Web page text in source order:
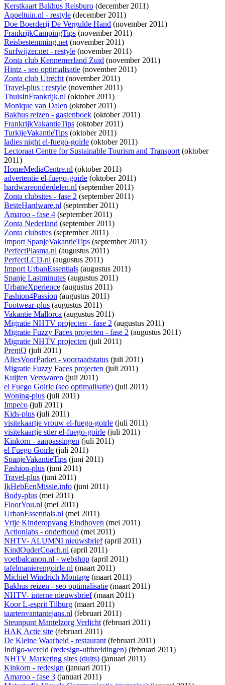
Kerstkaart Bakhus Reisburo (december 2011)
Appeltuin.nl - restyle (december 2011)
Doe Boerderij De Vergulde Hand (november 2011)
FrankrijkCampingTips (november 2011)
Reisbestemming.net(november 2011)
Surfwijzer.net - restyle (november 2011)
Zonta club Kennemerland Zuid (november 2011)
Hintz - seo optimalisatie (november 2011)
Zonta club Utrecht(november 2011)
Travel-plus : restyle (november 2011)
ThuisInFrankrijk.nl (oktober 2011)
Monique van Dalen (oktober 2011)
Bakhus reizen - gastenboek (oktober 2011)
FrankrijkVakantieTips (oktober 2011)
TurkijeVakantieTips (oktober 2011)
ladies night el-fuego-goirle (oktober 2011)
Lectoraat Centre for Sustainable Tourism and Transport(oktober
2011)
HomeMediaCentre.nl (oktober 2011)
advertentie el-fuego-goirle (oktober 2011)
hardwareonderdelen.nl (september 2011)
Zonta clubsites - fase 2 (september 2011)
BesteHardware.nl (september 2011)
Amaroo - fase 4 (september 2011)
Zonta Nederland (september 2011)
Zonta clubsites (september 2011)
Import SpanjeVakantieTips (september 2011)
PerfectPlasma.nl (augustus 2011)
PerfectLCD.nl (augustus 2011)
Import UrbanEssentials (augustus 2011)
Spanje Lastminutes (augustus 2011)
UrbaneXperience (augustus 2011)
Fashion4Passion (augustus 2011)
Footwear-plus (augustus 2011)
Vakantie Mallorca (augustus 2011)
Migratie NHTV projecten - fase 2 (augustus 2011)
Migratie Fuzzy Faces projecten - fase 2 (augustus 2011)
Migratie NHTV projecten (juli 2011)
PreniQ (juli 2011)
AllesVoorParket - voorraadstatus (juli 2011)
Migratie Fuzzy Faces projecten (juli 2011)
Kuijten Verswaren (juli 2011)
el Fuego Goirle (seo optimalisatie) (juli 2011)
Woning-plus (juli 2011)
Impeco (juli 2011)
Kids-plus (juli 2011)
visitekaartje vrouw el-fuego-goirle (juli 2011)
visitekaartje stier el-fuego-goirle (juli 2011)
Kinkorn - aanpassingen (juli 2011)
el Fuego Goirle (juli 2011)
SpanjeVakantieTips (juni 2011)
Fashion-plus (juni 2011)
Travel-plus (juni 2011)
IkHebEenMissie.info (juni 2011)
Body-plus (mei 2011)
FloorYou.nl (mei 2011)
UrbanEssentials.nl (mei 2011)
Vrije Kinderopvang Eindhoven (mei 2011)
Actionlabs - onderhoud (mei 2011)
NHTV- ALUMNI nieuwsbrief(april 2011)
KindOuderCoach.nl (april 2011)
voetbalcanon.nl - webshop (april 2011)
tafelmanierengoirle.nl (maart 2011)
Michiel Windrich Montage (maart 2011)
Bakhus reizen - seo optimalisatie (maart 2011)
NHTV- interne nieuwsbrief(maart 2011)
Koor L-esprit Tilburg (maart 2011)
taartenvantantejans.nl (februari 2011)
Steunpunt Mantelzorg Verlicht(februari 2011)
HAK Actie site (februari 2011)
De Kleine Waarheid - restaurant(februari 2011)
Indigo-wereld (redesign-uitbreidingen) (februari 2011)
NHTV Marketing sites (duits) (januari 2011)
Kinkorn - redesign (januari 2011)
Amaroo - fase 3 (januari 2011)